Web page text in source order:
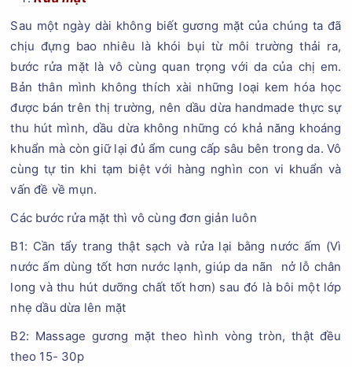
Sau một ngày dài không biết gương mặt của chúng ta đã
chịu đựng bao nhiêu là khói bụi từ môi trường thải ra,
bước rửa mặt là vô cùng quan trọng với da của chị em.
Bản thân mình không thích xài những loại kem hóa học
được bán trên thị trường, nên dầu dừa handmade thực sự
thu hút mình, dầu dừa không những có khả năng khoáng
khuẩn mà còn giữ lại đủ ẩm cung cấp sâu bên trong da. Vô
cùng tự tin khi tạm biệt với hàng nghìn con vi khuẩn và
vấn đề về mụn.
Các bước rửa mặt thì vô cùng đơn giản luôn
B1: Cần tẩy trang thật sạch và rửa lại bằng nước ấm (Vì
nước ấm dùng tốt hơn nước lạnh, giúp da nãn nở lỗ chân
long và thu hút dưỡng chất tốt hơn) sau đó là bôi một lớp
nhẹ dầu dừa lên mặt
B2: Massage gương mặt theo hình vòng tròn, thật đều
theo 15- 30p